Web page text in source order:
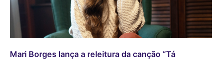
Mari Borges lança a releitura da canção “Tá